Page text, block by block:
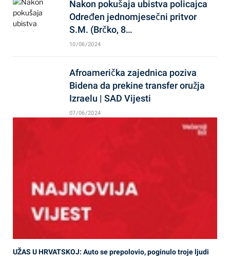
Nakon pokušaja ubistva policajca
Određen jednomjesečni pritvor
S.M. (Brčko, 8…
10/06/2024
Afroamerička zajednica poziva
Bidena da prekine transfer oružja
Izraelu | SAD Vijesti
07/06/2024
UŽAS U HRVATSKOJ: Auto se prepolovio, poginulo troje ljudi